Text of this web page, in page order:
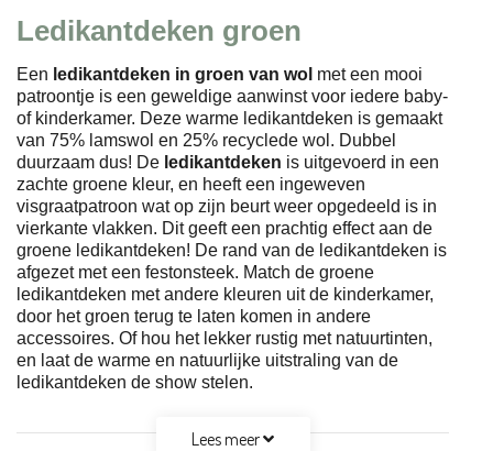
Ledikantdeken groen
Een ledikantdeken in groen van wol met een mooi
patroontje is een geweldige aanwinst voor iedere baby-
of kinderkamer. Deze warme ledikantdeken is gemaakt
van 75% lamswol en 25% recyclede wol. Dubbel
duurzaam dus! De ledikantdeken is uitgevoerd in een
zachte groene kleur, en heeft een ingeweven
visgraatpatroon wat op zijn beurt weer opgedeeld is in
vierkante vlakken. Dit geeft een prachtig effect aan de
groene ledikantdeken! De rand van de ledikantdeken is
afgezet met een festonsteek. Match de groene
ledikantdeken met andere kleuren uit de kinderkamer,
door het groen terug te laten komen in andere
accessoires. Of hou het lekker rustig met natuurtinten,
en laat de warme en natuurlijke uitstraling van de
ledikantdeken de show stelen.
Lees meer